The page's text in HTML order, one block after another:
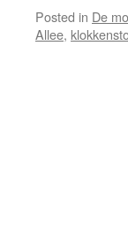
Posted in De
Allee,